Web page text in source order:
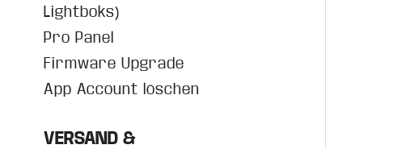
Lightboks)
Pro Panel
Firmware Upgrade
App Account löschen
VERSAND &